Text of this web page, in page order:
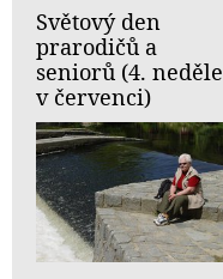
Světový den
prarodičů a
seniorů (4. neděle
v červenci)